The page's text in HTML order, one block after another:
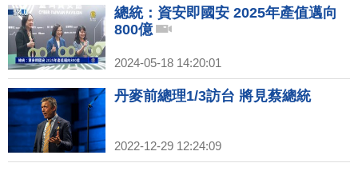
總統：資安即國安 2025年產值邁向
800億
2024-05-18 14:20:01
丹麥前總理1/3訪台 將見蔡總統
2022-12-29 12:24:09